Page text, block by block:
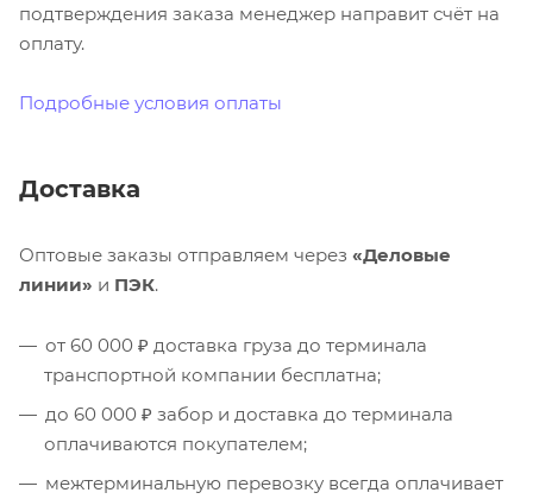
подтверждения заказа менеджер направит счёт на
оплату.
Подробные условия оплаты
Доставка
Оптовые заказы отправляем через «Деловые
линии» и ПЭК.
от 60 000 ₽ доставка груза до терминала
транспортной компании бесплатна;
до 60 000 ₽ забор и доставка до терминала
оплачиваются покупателем;
межтерминальную перевозку всегда оплачивает